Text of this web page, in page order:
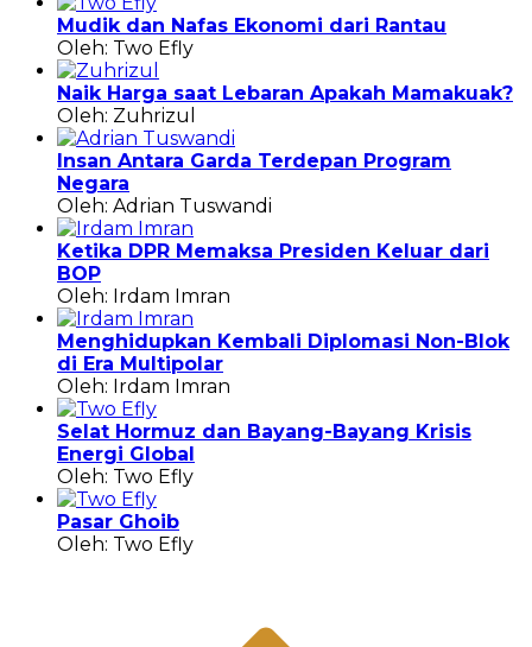
Mudik dan Nafas Ekonomi dari Rantau
Oleh: Two Efly
Naik Harga saat Lebaran Apakah Mamakuak?
Oleh: Zuhrizul
Insan Antara Garda Terdepan Program
Negara
Oleh: Adrian Tuswandi
Ketika DPR Memaksa Presiden Keluar dari
BOP
Oleh: Irdam Imran
Menghidupkan Kembali Diplomasi Non-Blok
di Era Multipolar
Oleh: Irdam Imran
Selat Hormuz dan Bayang-Bayang Krisis
Energi Global
Oleh: Two Efly
Pasar Ghoib
Oleh: Two Efly